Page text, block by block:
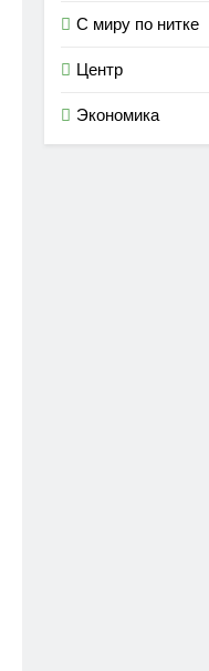
С миру по нитке
Центр
Экономика